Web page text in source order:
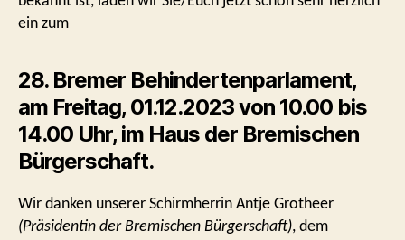
ein zum
28. Bremer Behindertenparlament,
am Freitag, 01.12.2023 von 10.00 bis
14.00 Uhr, im Haus der Bremischen
Bürgerschaft.
Wir danken unserer Schirmherrin Antje Grotheer
(Präsidentin der Bremischen Bürgerschaft), dem